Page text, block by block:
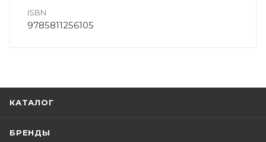
ISBN
9785811256105
КАТАЛОГ
БРЕНДЫ